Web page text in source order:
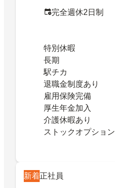
完全週休2日制
特別休暇
長期
駅チカ
退職金制度あり
雇用保険完備
厚生年金加入
介護休暇あり
ストックオプション
新着正社員